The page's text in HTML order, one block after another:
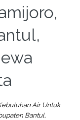
Air Untuk
Bantul,